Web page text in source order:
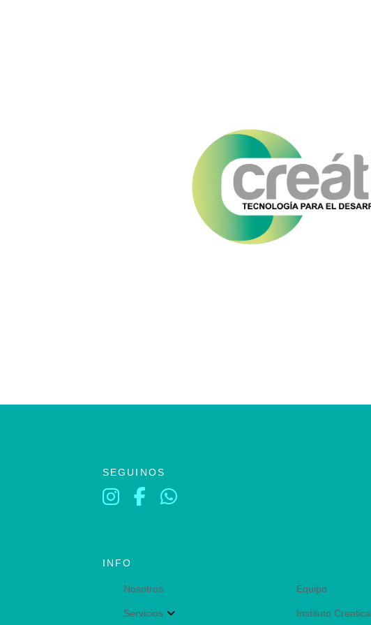
SEGUINOS
INFO
Nosotros Equipo
Servicios Instituto Creatica